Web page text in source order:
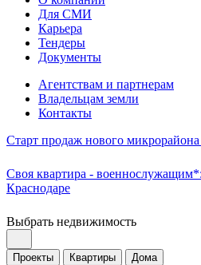
Для СМИ
Карьера
Тендеры
Документы
Агентствам и партнерам
Владельцам земли
Контакты
Старт продаж нового
Своя квартира -
Краснодаре
Выбрать недвижимость
Проекты Квартиры Дома